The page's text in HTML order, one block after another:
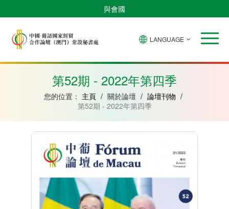
與會國
安
比
紹
內
亞
克
LANGUAGE
第52期 - 2022年第四季
您的位置： 主頁 / 關於論壇 / 論壇刊物 /
第52期 - 2022年第四季